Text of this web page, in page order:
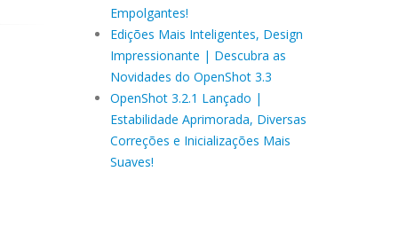
Empolgantes!
Edições Mais Inteligentes, Design
Impressionante | Descubra as
Novidades do OpenShot 3.3
OpenShot 3.2.1 Lançado |
Estabilidade Aprimorada, Diversas
Correções e Inicializações Mais
Suaves!